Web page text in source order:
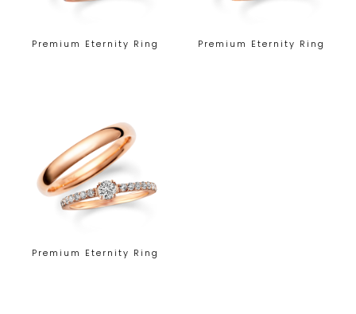
Premium Eternity Ring Premium Eternity Ring
Premium Eternity Ring